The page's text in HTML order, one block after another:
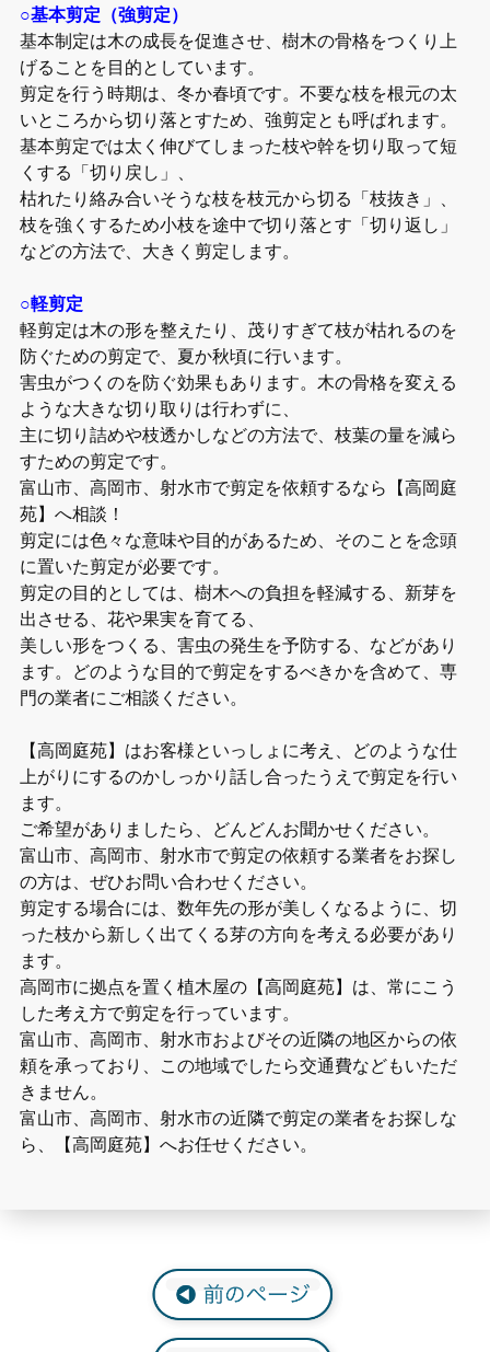
○基本剪定（強剪定）
基本制定は木の成長を促進させ、樹木の骨格をつくり上
げることを目的としています。
剪定を行う時期は、冬か春頃です。不要な枝を根元の太
いところから切り落とすため、強剪定とも呼ばれます。
基本剪定では太く伸びてしまった枝や幹を切り取って短
くする「切り戻し」、
枯れたり絡み合いそうな枝を枝元から切る「枝抜き」、
枝を強くするため小枝を途中で切り落とす「切り返し」
などの方法で、大きく剪定します。
○軽剪定
軽剪定は木の形を整えたり、茂りすぎて枝が枯れるのを
防ぐための剪定で、夏か秋頃に行います。
害虫がつくのを防ぐ効果もあります。木の骨格を変える
ような大きな切り取りは行わずに、
主に切り詰めや枝透かしなどの方法で、枝葉の量を減ら
すための剪定です。
富山市、高岡市、射水市で剪定を依頼するなら【高岡庭
苑】へ相談！
剪定には色々な意味や目的があるため、そのことを念頭
に置いた剪定が必要です。
剪定の目的としては、樹木への負担を軽減する、新芽を
出させる、花や果実を育てる、
美しい形をつくる、害虫の発生を予防する、などがあり
ます。どのような目的で剪定をするべきかを含めて、専
門の業者にご相談ください。
【高岡庭苑】はお客様といっしょに考え、どのような仕
上がりにするのかしっかり話し合ったうえで剪定を行い
ます。
ご希望がありましたら、どんどんお聞かせください。
富山市、高岡市、射水市で剪定の依頼する業者をお探し
の方は、ぜひお問い合わせください。
剪定する場合には、数年先の形が美しくなるように、切
った枝から新しく出てくる芽の方向を考える必要があり
ます。
高岡市に拠点を置く植木屋の【高岡庭苑】は、常にこう
した考え方で剪定を行っています。
富山市、高岡市、射水市およびその近隣の地区からの依
頼を承っており、この地域でしたら交通費などもいただ
きません。
富山市、高岡市、射水市の近隣で剪定の業者をお探しな
ら、【高岡庭苑】へお任せください。